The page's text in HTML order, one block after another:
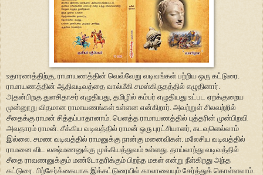
உதாரணத்திற்கு, ராமாயணத்தின் வெவ்வேறு வடிவங்கள் பற்றிய ஒரு கட்டுரை.
ராமாயணத்தின் ஆதிவடிவத்தை வால்மீகி சமஸ்கிருதத்தில் எழுதினார்.
அதன்பிறகு துளசிதாசர் எழுதியது, தமிழில் கம்பர் எழுதியது உட்பட ஏறக்குறைய
முன்னூறு விதமான ராமாயணங்கள் உள்ளன என்கிறார். அவற்றுள் சிலவற்றில்
சீதைக்கு ராமன் சித்தப்பாதானாம். பெளத்த ராமாயணத்தில் புத்தரின் முன்பிறவி
அவதாரம் ராமன். சீக்கிய வடிவத்தில் ராமன் ஒரு புரட்சியாளர், கடவுளெல்லாம்
இல்லை. சமண வடிவத்தில் ராமனுக்கு நான்கு மனைவிகள். மலேசிய வடிவத்தில்
ராமனை விட லக்ஷ்மணனுக்கு முக்கியத்துவம் உள்ளது. தாய்லாந்து வடிவத்தில்
சீதை ராவணனுக்கும் மண்டோதரிக்கும் பிறந்த மகள் என்று நீள்கிறது அந்த
கட்டுரை. பிற்சேர்க்கையாக இக்கட்டுரையில் காலாவையும் சேர்த்துக் கொள்ளலாம்.